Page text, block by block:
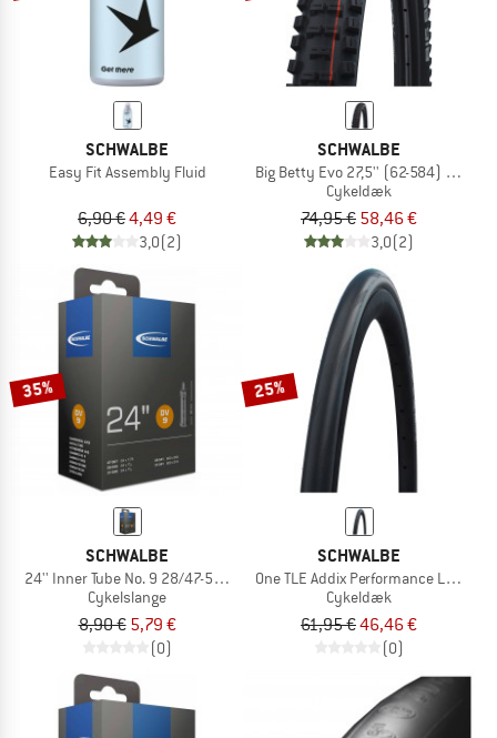
SCHWALBE
Easy Fit Assembly Fluid
6,90 €4,49 €
3,0(2)
SCHWALBE
Big Betty Evo 27,5'' (62-584) Super
Cykeldæk
74,95 € 58,46 €
3,0(2)
35%
SCHWALBE
24'' Inner Tube No. 9 28/47-507/541
Cykelslange
8,90 € 5,79 €
(0)
25%
SCHWALBE
One TLE Addix Performance Line
Cykeldæk
61,95 €46,46 €
(0)